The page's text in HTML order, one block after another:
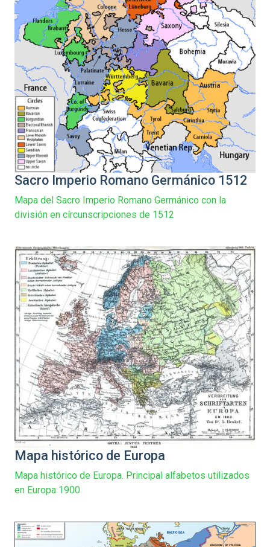
Sacro Imperio Romano Germánico 1512
Mapa del Sacro Imperio Romano Germánico con la
división en círcunscripciones de 1512
Mapa histórico de Europa
Mapa histórico de Europa. Principal alfabetos utilizados
en Europa 1900